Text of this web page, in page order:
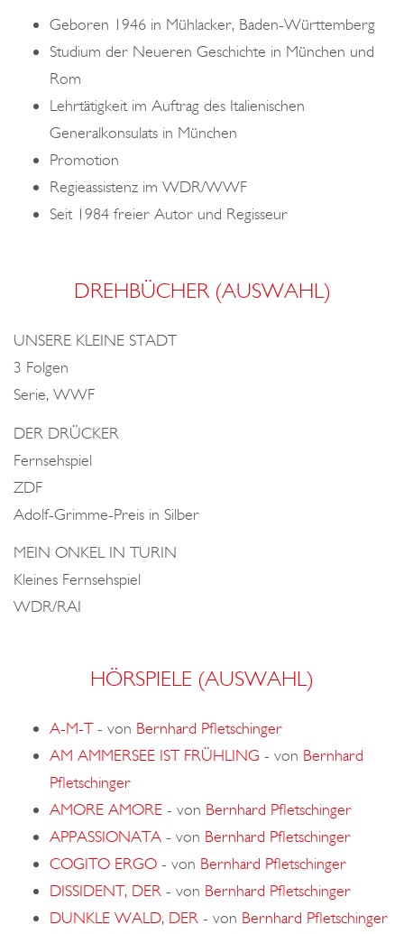
n
Geboren 1946 in Mühlacker, Baden-Württemberg
Studium der Neueren Geschichte in München und
Rom
Lehrtätigkeit im Auftrag des Italienischen
Generalkonsulats in München
Promotion
Regieassistenz im WDR/WWF
Seit 1984 freier Autor und Regisseur
DREHBÜCHER (AUSWAHL)
UNSERE KLEINE STADT
3 Folgen
Serie, WWF
DER DRÜCKER
Fernsehspiel
ZDF
Adolf-Grimme-Preis in Silber
MEIN ONKEL IN TURIN
Kleines Fernsehspiel
WDR/RAI
HÖRSPIELE (AUSWAHL)
A-M-T- von Bernhard Pfletschinger
AM AMMERSEE IST FRÜHLING - von Bernhard
Pfletschinger
AMORE AMORE - von Bernhard Pfletschinger
APPASSIONATA - von Bernhard Pfletschinger
COGITO ERGO - von Bernhard Pfletschinger
DISSIDENT, DER - von Bernhard Pfletschinger
DUNKLE WALD, DER - von Bernhard Pfletschinger